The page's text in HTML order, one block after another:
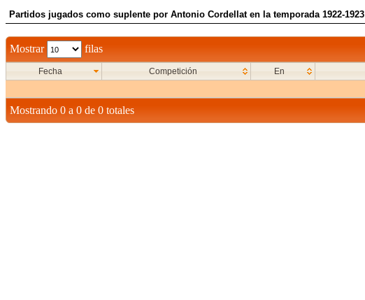
Partidos jugados como suplente por Antonio Cordellat en la temporada 1922-1923
Mostrar filas
Fecha Competición En
Mostrando 0 a 0 de 0 totales